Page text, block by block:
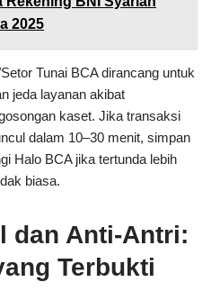
2025
Tunai BCA dirancang untuk
jeda layanan akibat
kaset. Jika transaksi
dalam 10–30 menit, simpan
Halo BCA jika tertunda lebih
biasa.
dan Anti-Antri:
Terbukti